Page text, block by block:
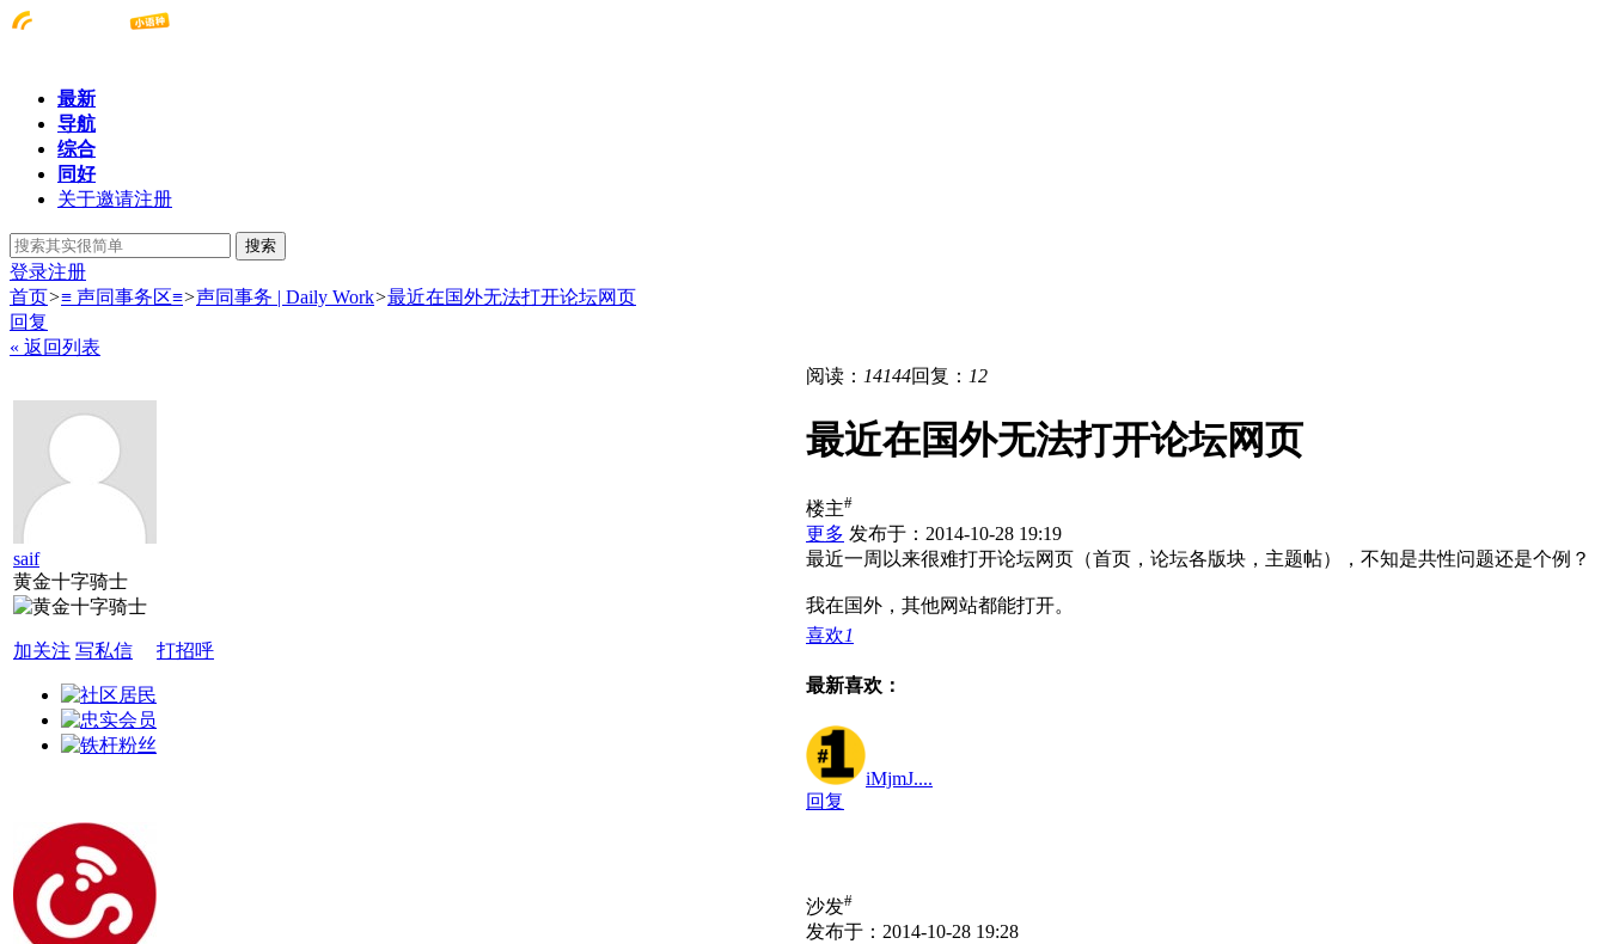
最新
导航
综合
同好
关于邀请注册
搜索
登录注册
首页>≡ 声同事务区≡>声同事务 | Daily Work>最近在国外无法打开论坛网页
回复
« 返回列表
saif
黄金十字骑士
加关注 写私信 打招呼
阅读： 14144回复： 12
最近在国外无法打开论坛网页
楼主#
更多 发布于：2014-10-28 19:19
最近一周以来很难打开论坛网页（首页，论坛各版块，主题帖），不知是共性问题还是个例？
我在国外，其他网站都能打开。
喜欢1
最新喜欢：
iMjmJ....
回复
沙发#
发布于：2014-10-28 19:28